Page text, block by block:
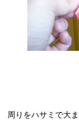
周りをハサミで大